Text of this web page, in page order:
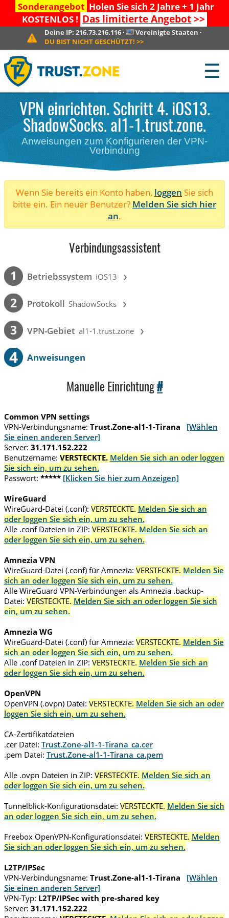
Sonderangebot Holen Sie sich 2 Jahre + 1 Jahr
KOSTENLOS ! Das limitierte Angebot>>
Deine IP: 216.73.216.116· Vereinigte Staaten ·
DU BIST NICHT GESCHÜTZT! >>
☰
VPN einrichten. Schritt 4. iOS13.
ShadowSocks. al1-1.trust.zone.
Anweisungen zum Konfigurieren der VPN-
Verbindung
Wenn Sie bereits ein Konto haben, loggen Sie sich
bitte ein. Ein neuer Benutzer? Melden Sie sich hier
an.
Verbindungsassistent
1 Betriebssystem iOS13 ›
2 Protokoll ShadowSocks ›
3 VPN-Gebiet al1-1.trust.zone ›
4 Anweisungen
Manuelle Einrichtung#
Common VPN settings
VPN-Verbindungsname: Trust.Zone-al1-1-Tirana
[Wählen
Sie einen anderen Server]
Server: 31.171.152.222
Benutzername: VERSTECKTE. Melden Sie sich an oder loggen
Sie sich ein, um zu sehen.
Passwort: ***** [Klicken Sie hier zum Anzeigen]
WireGuard
WireGuard-Datei (.conf): VERSTECKTE. Melden Sie sich an
oder loggen Sie sich ein, um zu sehen.
Alle .conf Dateien in ZIP: VERSTECKTE. Melden Sie sich an
oder loggen Sie sich ein, um zu sehen.
Amnezia VPN
WireGuard-Datei (.conf) für Amnezia: VERSTECKTE. Melden Sie
sich an oder loggen Sie sich ein, um zu sehen.
Alle WireGuard VPN-Verbindungen als Amnezia .backup-
Datei: VERSTECKTE. Melden Sie sich an oder loggen Sie sich
ein, um zu sehen.
Amnezia WG
WireGuard-Datei (.conf) für Amnezia: VERSTECKTE. Melden Sie
sich an oder loggen Sie sich ein, um zu sehen.
Alle .conf Dateien in ZIP: VERSTECKTE. Melden Sie sich an
oder loggen Sie sich ein, um zu sehen.
OpenVPN
OpenVPN (.ovpn) Datei: VERSTECKTE. Melden Sie sich an oder
loggen Sie sich ein, um zu sehen.
CA-Zertifikatdateien
.cer Datei: Trust.Zone-al1-1-Tirana_ca.cer
.pem Datei: Trust.Zone-al1-1-Tirana_ca.pem
Alle .ovpn Dateien in ZIP: VERSTECKTE. Melden Sie sich an
oder loggen Sie sich ein, um zu sehen.
Tunnelblick-Konfigurationsdatei: VERSTECKTE. Melden Sie sich
an oder loggen Sie sich ein, um zu sehen.
Freebox OpenVPN-Konfigurationsdatei: VERSTECKTE. Melden
Sie sich an oder loggen Sie sich ein, um zu sehen.
L2TP/IPSec
VPN-Verbindungsname: Trust.Zone-al1-1-Tirana
[Wählen
Sie einen anderen Server]
VPN-Typ: L2TP/IPSec with pre-shared key
Server: 31.171.152.222